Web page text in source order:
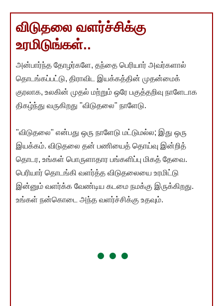
விடுதலை வளர்ச்சிக்கு
உரமிடுங்கள்..
அன்பார்ந்த தோழர்களே, தந்தை பெரியார் அவர்களால்
தொடங்கப்பட்டு, திராவிட இயக்கத்தின் முதன்மைக்
குரலாக, உலகின் முதல் மற்றும் ஒரே பகுத்தறிவு நாளேடாக
திகழ்ந்து வருகிறது "விடுதலை" நாளேடு.
"விடுதலை" என்பது ஒரு நாளேடு மட்டுமல்ல; இது ஒரு
இயக்கம். விடுதலை தன் பணியைத் தொய்வு இன்றித்
தொடர, உங்கள் பொருளாதார பங்களிப்பு மிகத் தேவை.
பெரியார் தொடங்கி வளர்த்த விடுதலையை உரமிட்டு
இன்னும் வளர்க்க வேண்டிய கடமை நமக்கு இருக்கிறது.
உங்கள் நன்கொடை அந்த வளர்ச்சிக்கு உதவும்.